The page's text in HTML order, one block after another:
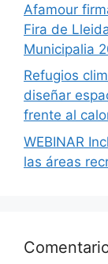
Afamour
Fira de
Municipalia
Refugios
diseñar
frente al
WEBINAR
las áreas